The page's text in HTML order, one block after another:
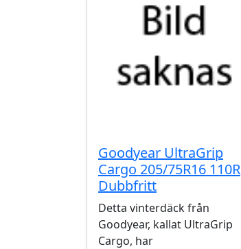
Goodyear UltraGrip
Cargo 205/75R16 110R
Dubbfritt
Detta vinterdäck från
Goodyear, kallat UltraGrip
Cargo, har